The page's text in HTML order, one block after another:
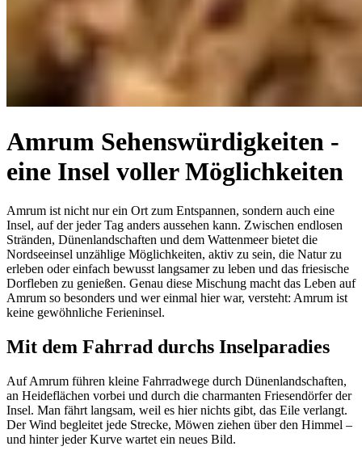
Amrum Sehenswürdigkeiten -
eine Insel voller Möglichkeiten
Amrum ist nicht nur ein Ort zum Entspannen, sondern auch eine
Insel, auf der jeder Tag anders aussehen kann. Zwischen endlosen
Stränden, Dünenlandschaften und dem Wattenmeer bietet die
Nordseeinsel unzählige Möglichkeiten, aktiv zu sein, die Natur zu
erleben oder einfach bewusst langsamer zu leben und das friesische
Dorfleben zu genießen. Genau diese Mischung macht das Leben auf
Amrum so besonders und wer einmal hier war, versteht: Amrum ist
keine gewöhnliche Ferieninsel.
Mit dem Fahrrad durchs Inselparadies
Auf Amrum führen kleine Fahrradwege durch Dünenlandschaften,
an Heideflächen vorbei und durch die charmanten Friesendörfer der
Insel. Man fährt langsam, weil es hier nichts gibt, das Eile verlangt.
Der Wind begleitet jede Strecke, Möwen ziehen über den Himmel –
und hinter jeder Kurve wartet ein neues Bild.